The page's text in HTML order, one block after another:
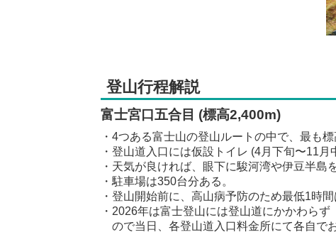
登山行程解説
富士宮口五合目 (標高2,400m)
・4つある富士山の登山ルートの中で、最も
・登山道入口には仮設トイレ (4月下旬〜11
・天気が良ければ、眼下に駿河湾や伊豆半島
・駐車場は350台分ある。
・登山開始前に、高山病予防のため最低1時
・2026年は富士登山には登山道にかかわら
ので当日、各登山道入口料金所にて各自で